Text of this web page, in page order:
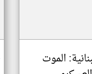
الموت